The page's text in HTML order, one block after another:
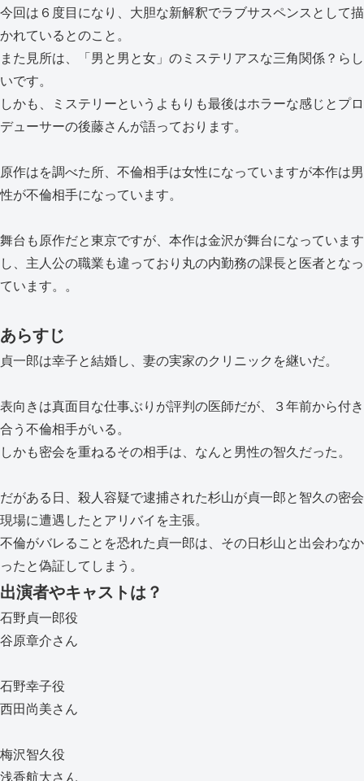
今回は６度目になり、大胆な新解釈でラブサスペンスとして描
かれているとのこと。
また見所は、「男と男と女」のミステリアスな三角関係？らし
いです。
しかも、ミステリーというよもりも最後はホラーな感じとプロ
デューサーの後藤さんが語っております。
原作はを調べた所、不倫相手は女性になっていますが本作は男
性が不倫相手になっています。
舞台も原作だと東京ですが、本作は金沢が舞台になっています
し、主人公の職業も違っており丸の内勤務の課長と医者となっ
ています。。
あらすじ
貞一郎は幸子と結婚し、妻の実家のクリニックを継いだ。
表向きは真面目な仕事ぶりが評判の医師だが、３年前から付き
合う不倫相手がいる。
しかも密会を重ねるその相手は、なんと男性の智久だった。
だがある日、殺人容疑で逮捕された杉山が貞一郎と智久の密会
現場に遭遇したとアリバイを主張。
不倫がバレることを恐れた貞一郎は、その日杉山と出会わなか
ったと偽証してしまう。
出演者やキャストは？
石野貞一郎役
谷原章介さん
石野幸子役
西田尚美さん
梅沢智久役
浅香航大さん